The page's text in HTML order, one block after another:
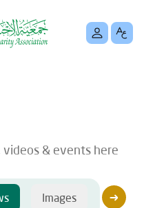
& events here
Images Videos